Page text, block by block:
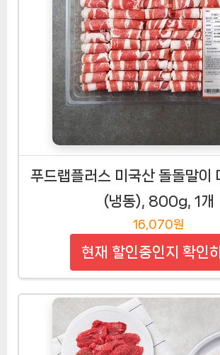
푸드랩플러스 미국산 돌돌말이
(냉동), 800g, 1개
16,070원
현재 할인중인지 확인